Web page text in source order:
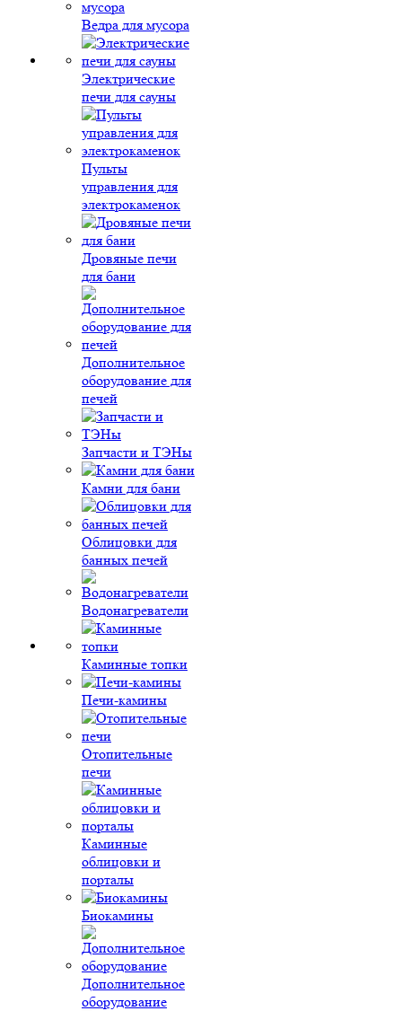
Ведра для мусора
Электрические
печи для сауны
Пульты
управления для
электрокаменок
Дровяные печи
для бани
Дополнительное
оборудование для
печей
Запчасти и ТЭНы
Камни для бани
Облицовки для
банных печей
Водонагреватели
Каминные топки
Печи-камины
Отопительные
печи
Каминные
облицовки и
порталы
Биокамины
Дополнительное
оборудование